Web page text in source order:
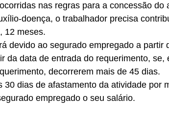
nas regras para a concessão do
doença, o trabalhador precisa
12 meses.
devido ao segurado empregado a partir
da data de entrada do requerimento, se,
decorrerem mais de 45 dias.
30 dias de afastamento da atividade por
empregado o seu salário.